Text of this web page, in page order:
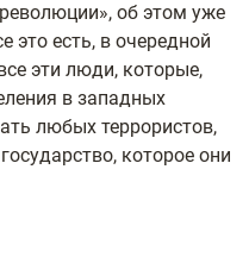
об этом уже
это есть, в очередной
эти люди, которые,
в западных
любых террористов,
которое они